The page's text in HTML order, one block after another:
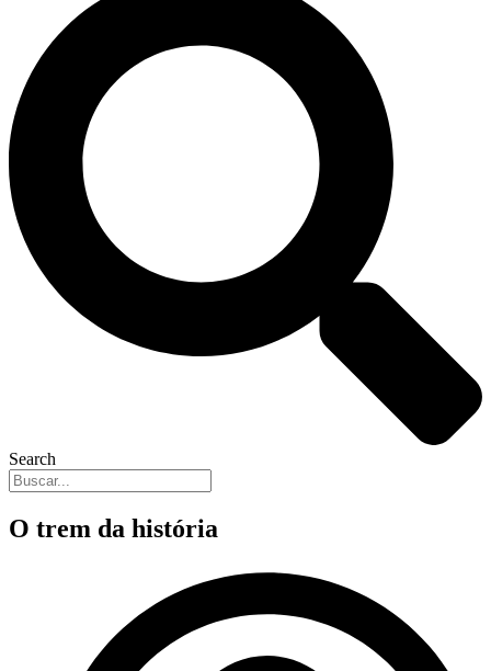
Search
O trem da história